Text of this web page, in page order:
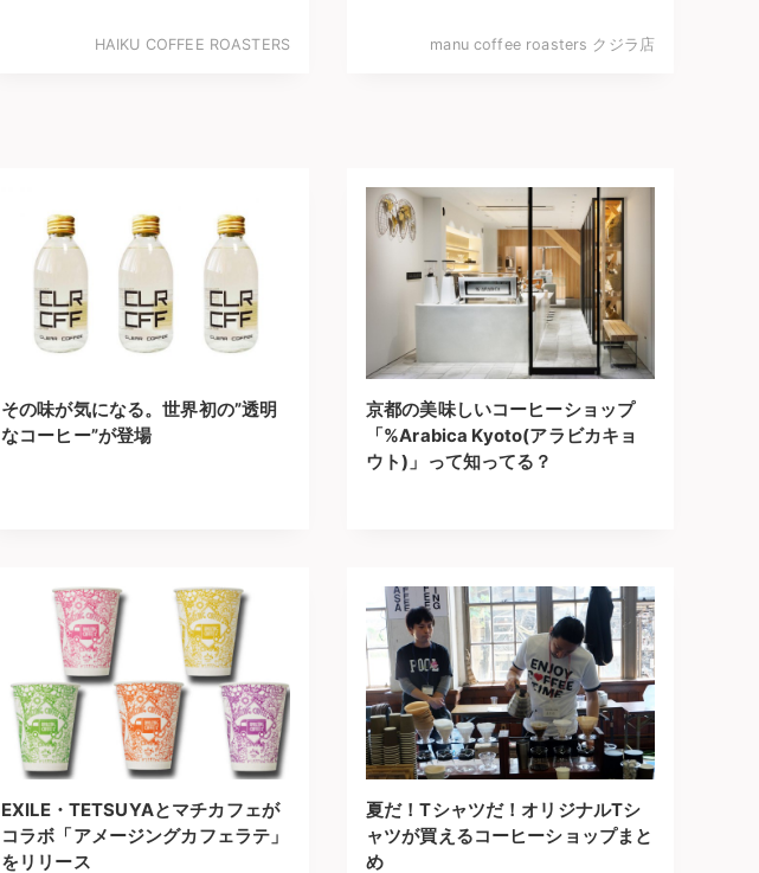
HAIKU COFFEE ROASTERS manu coffee roasters クジラ店
その味が気になる。世界初の”透明
なコーヒー”が登場
京都の美味しいコーヒーショップ
「%Arabica Kyoto(アラビカキョ
ウト)」って知ってる？
EXILE・TETSUYAとマチカフェが
コラボ「アメージングカフェラテ」
をリリース
夏だ！Tシャツだ！オリジナルTシ
ャツが買えるコーヒーショップまと
め